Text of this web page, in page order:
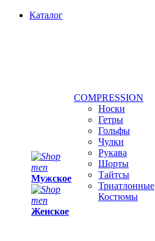
Каталог
Мужское
Женское
COMPRESSION
Носки
Гетры
Гольфы
Чулки
Рукава
Шорты
Тайтсы
Триатлонные
Костюмы